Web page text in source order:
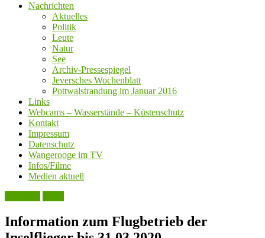
Nachrichten
Aktuelles
Politik
Leute
Natur
See
Archiv-Pressespiegel
Jeversches Wochenblatt
Pottwalstrandung im Januar 2016
Links
Webcams – Wasserstände – Küstenschutz
Kontakt
Impressum
Datenschutz
Wangerooge im TV
Infos/Filme
Medien aktuell
Information zum Flugbetrieb der